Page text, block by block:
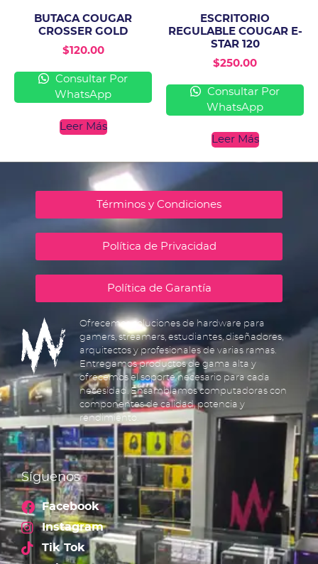
BUTACA COUGAR
CROSSER GOLD
$120.00
Consultar Por
WhatsApp
Leer Más
ESCRITORIO
REGULABLE COUGAR E-
STAR 120
$250.00
Consultar Por
WhatsApp
Leer Más
Términos y Condiciones
Política de Privacidad
Política de Garantía
Ofrecemos soluciones de hardware para
gamers, streamers, estudiantes, diseñadores,
arquitectos y profesionales de varias ramas.
Entregamos productos de gama alta y
ofrecemos el soporte necesario para cada
necesidad. Ensamblamos computadoras con
componentes de calidad, potencia y
rendimiento.
Síguenos
Facebook
Instagram
Tik Tok